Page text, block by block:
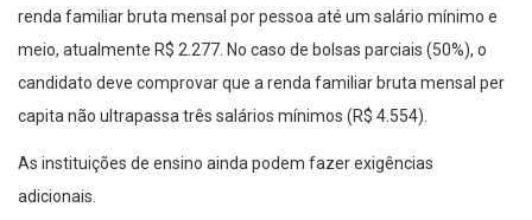
renda familiar bruta mensal por pessoa até um salário mínimo e
meio, atualmente R$ 2.277. No caso de bolsas parciais (50%), o
candidato deve comprovar que a renda familiar bruta mensal per
capita não ultrapassa três salários mínimos (R$ 4.554).
As instituições de ensino ainda podem fazer exigências
adicionais.